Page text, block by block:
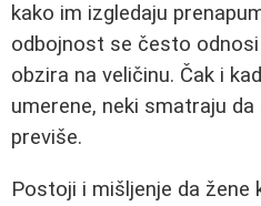
kako im izgledaju
odbojnost se često
obzira na veličinu. Čak i
umerene, neki smatraju
previše.
Postoji i mišljenje da žene